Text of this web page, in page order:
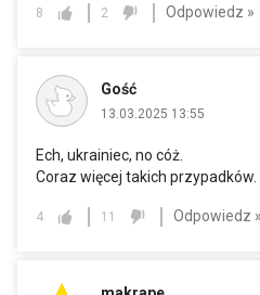
8 2 Odpowiedz »
Gość
13.03.2025 13:55
Ech, ukrainiec, no cóż.
Coraz więcej takich przypadków.
4 11 Odpowiedz »